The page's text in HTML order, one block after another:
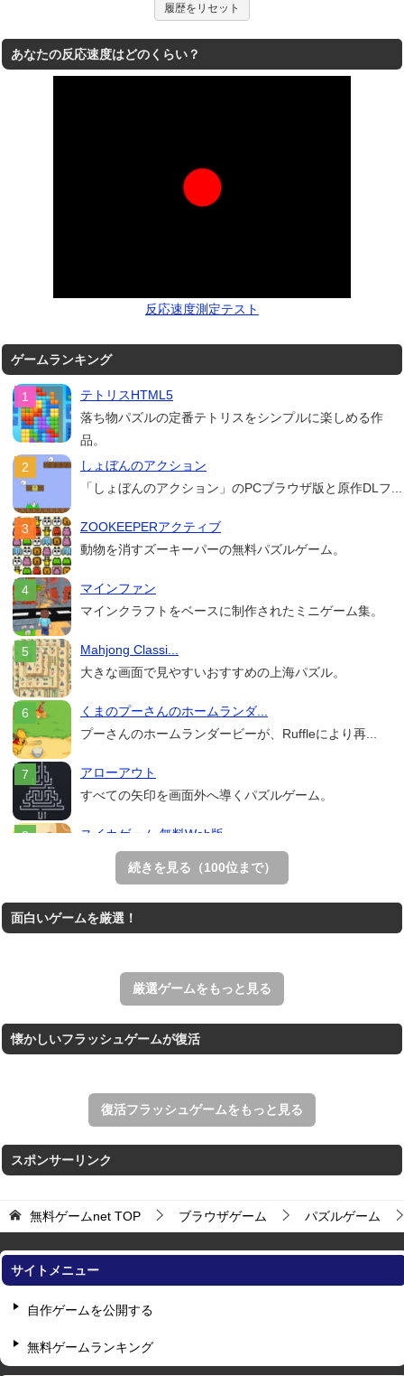
履歴をリセット
あなたの反応速度はどのくらい？
反応速度測定テスト
ゲームランキング
テトリスHTML5
落ち物パズルの定番テトリスをシンプルに楽しめる作
品。
しょぼんのアクション
「しょぼんのアクション」のPCブラウザ版と原作DLフ...
ZOOKEEPERアクティブ
動物を消すズーキーパーの無料パズルゲーム。
マインファン
マインクラフトをベースに制作されたミニゲーム集。
Mahjong Classi...
大きな画面で見やすいおすすめの上海パズル。
くまのプーさんのホームランダ...
プーさんのホームランダービーが、Ruffleにより再...
アローアウト
すべての矢印を画面外へ導くパズルゲーム。
スイカゲーム 無料Web版
スイカゲームをスクラッチで再現した無料Web版。
ホールを巨大に育成する落とし穴ゲーム。
制限時間内のクリアとハイスコアを目指す上海ゲーム。
続きを見る（100位まで）
面白いゲームを厳選！
厳選ゲームをもっと見る
懐かしいフラッシュゲームが復活
復活フラッシュゲームをもっと見る
スポンサーリンク
無料ゲームnet TOP ブラウザゲーム パズルゲーム
サイトメニュー
自作ゲームを公開する
無料ゲームランキング